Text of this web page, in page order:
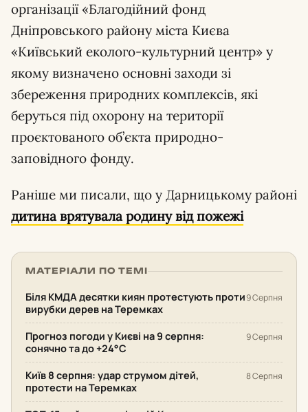
організації «Благодійний фонд
Дніпровського району міста Києва
«Київський еколого-культурний центр» у
якому визначено основні заходи зі
збереження природних комплексів, які
беруться під охорону на території
проєктованого об’єкта природно-
заповідного фонду.
Раніше ми писали, що у Дарницькому районі
дитина врятувала родину від пожежі
МАТЕРІАЛИ ПО ТЕМІ
Біля КМДА десятки киян протестують проти
вирубки дерев на Теремках
9 Серпня
Прогноз погоди у Києві на 9 серпня:
сонячно та до +24°С
9 Серпня
Київ 8 серпня: удар струмом дітей,
протести на Теремках
8 Серпня